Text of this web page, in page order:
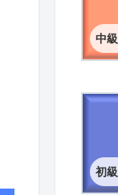
中級
初級